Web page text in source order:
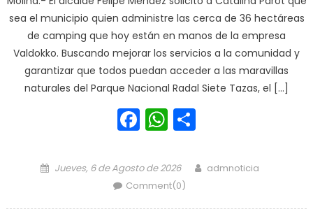
sea el municipio quien administre las cerca de 36 hectáreas
de camping que hoy están en manos de la empresa
Valdokko. Buscando mejorar los servicios a la comunidad y
garantizar que todos puedan acceder a las maravillas
naturales del Parque Nacional Radal Siete Tazas, el […]
Facebook
WhatsApp
Posted on
Jueves, 6 de Agosto de 2026 Author
admnoticia
Comment(0)